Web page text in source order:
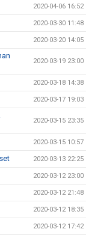
2020-04-06 16:52
2020-03-30 11:48
2020-03-20 14:05
2020-03-19 23:00
2020-03-18 14:38
2020-03-17 19:03
2020-03-15 23:35
2020-03-15 10:57
2020-03-13 22:25
2020-03-12 23:00
2020-03-12 21:48
2020-03-12 18:35
2020-03-12 17:42